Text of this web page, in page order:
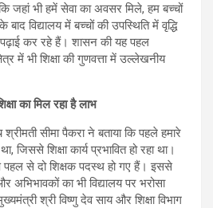
जहां भी हमें सेवा का अवसर मिले, हम बच्चों
विद्यालय में बच्चों की उपस्थिति में वृद्धि
कर रहे हैं। शासन की यह पहल
में भी शिक्षा की गुणवत्ता में उल्लेखनीय
का मिल रहा है लाभ
सीमा पैकरा ने बताया कि पहले हमारे
जिससे शिक्षा कार्य प्रभावित हो रहा था।
से दो शिक्षक पदस्थ हो गए हैं। इससे
अभिभावकों का भी विद्यालय पर भरोसा
श्री विष्णु देव साय और शिक्षा विभाग